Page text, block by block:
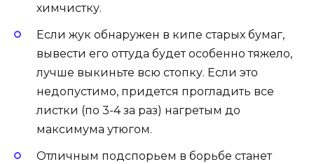
химчистку.
Если жук обнаружен в кипе старых бумаг,
вывести его оттуда будет особенно тяжело,
лучше выкиньте всю стопку. Если это
недопустимо, придется прогладить все
листки (по 3-4 за раз) нагретым до
максимума утюгом.
Отличным подспорьем в борьбе станет